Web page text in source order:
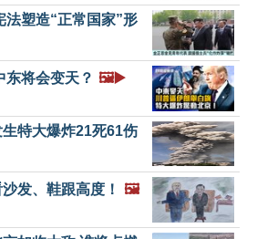
法塑造“正常国家”形
东将会变天？ 🖼️▶️
特大爆炸21死61伤
发、鞋跟高度！
🖼️